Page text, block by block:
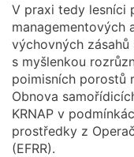
V praxi tedy lesníci
managementových
výchovných
s myšlenkou
poimisních porostů
Obnova
KRNAP v
prostředky z
(EFRR).